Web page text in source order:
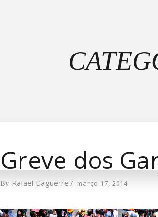
Greve dos
By Rafael Daguerre março 17, 2014